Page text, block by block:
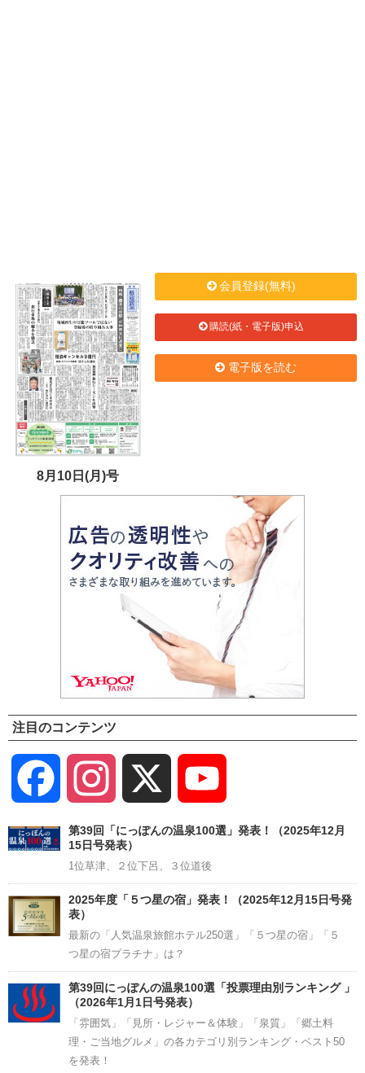
8月10日(月)号
会員登録(無料)
購読(紙・電子版)申込
電子版を読む
注目のコンテンツ
Facebook Instagram
Channel
第39回「にっぽんの温泉100選」発表！（2025年12月
15日号発表）
1位草津、２位下呂、３位道後
2025年度「５つ星の宿」発表！（2025年12月15日号発
表）
最新の「人気温泉旅館ホテル250選」「５つ星の宿」「５
つ星の宿プラチナ」は？
第39回にっぽんの温泉100選「投票理由別ランキング 」
（2026年1月1日号発表）
「雰囲気」「見所・レジャー＆体験」「泉質」「郷土料
理・ご当地グルメ」の各カテゴリ別ランキング・ベスト50
を発表！